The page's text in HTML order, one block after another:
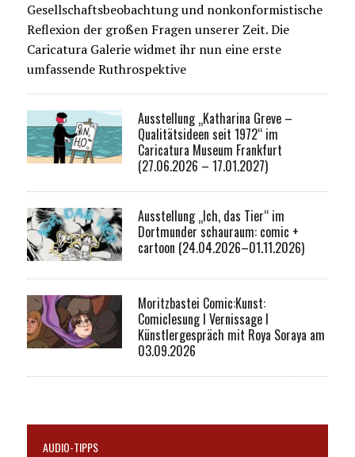
Gesellschaftsbeobachtung und nonkonformistische
Reflexion der großen Fragen unserer Zeit. Die
Caricatura Galerie widmet ihr nun eine erste
umfassende Ruthrospektive
Ausstellung „Katharina Greve –
Qualitätsideen seit 1972“ im
Caricatura Museum Frankfurt
(27.06.2026 – 17.01.2027)
Ausstellung „Ich, das Tier“ im
Dortmunder schauraum: comic +
cartoon (24.04.2026–01.11.2026)
Moritzbastei Comic:Kunst:
Comiclesung I Vernissage I
Künstlergespräch mit Roya Soraya am
03.09.2026
AUDIO-TIPPS